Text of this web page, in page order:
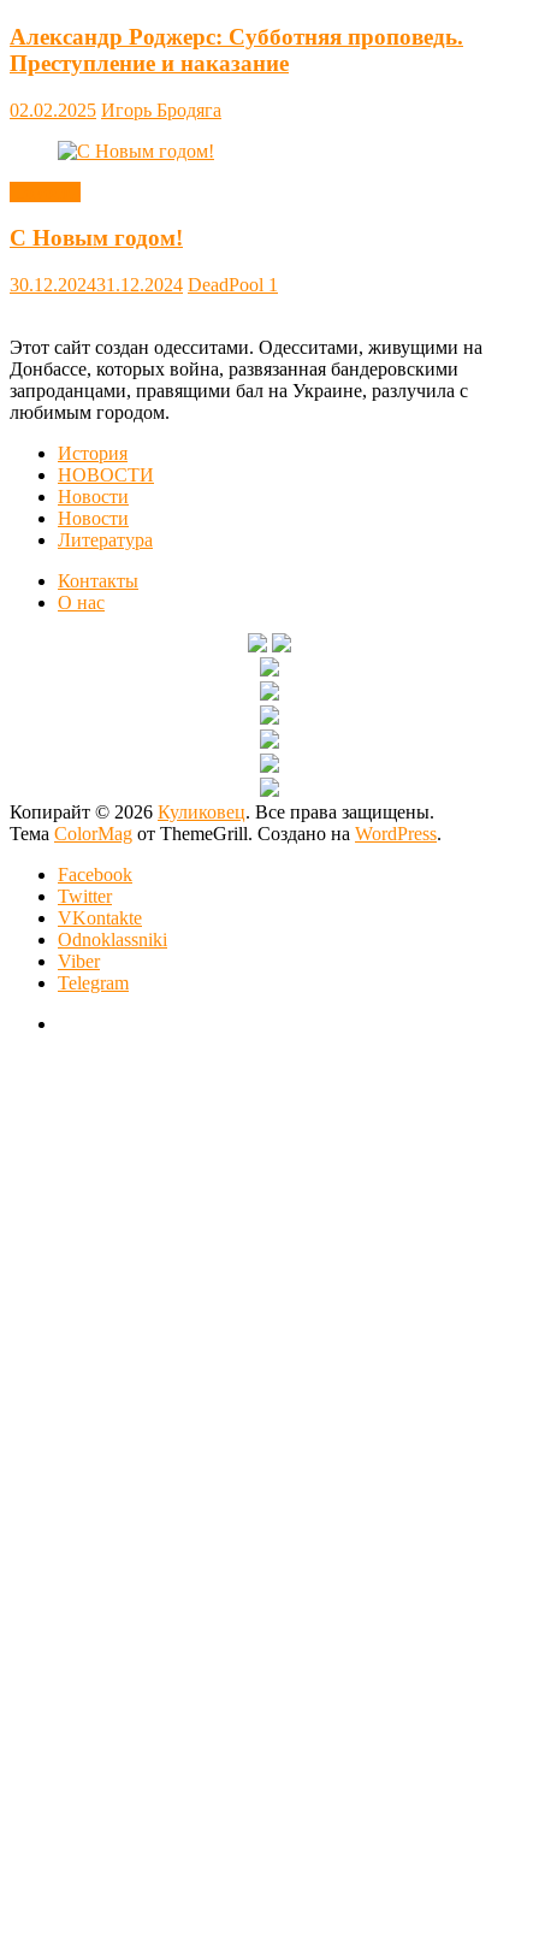
Александр Роджерс: Субботняя проповедь.
Преступление и наказание
02.02.2025 Игорь Бродяга
С Новым годом!
30.12.202431.12.2024 DeadPool 1
Этот сайт создан одесситами. Одесситами, живущими на
Донбассе, которых война, развязанная бандеровскими
запроданцами, правящими бал на Украине, разлучила с
любимым городом.
История
НОВОСТИ
Новости
Новости
Литература
Контакты
О нас
Копирайт © 2026 Куликовец. Все права защищены.
Тема ColorMag от ThemeGrill. Создано на WordPress.
Facebook
Twitter
VKontakte
Odnoklassniki
Viber
Telegram